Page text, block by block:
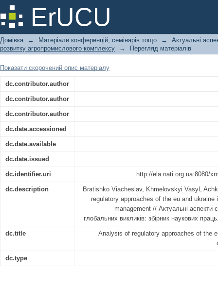
ErUCU
Analysis of regulatory approaches
waste management
Домівка → Матеріали конференцій, семінарів тощо →
Актуальні
розвитку агропромислового комплексу
→ Перегляд матеріалів
Показати скорочений опис матеріалу
dc.contributor.author
dc.contributor.author
dc.contributor.author
dc.date.accessioned
dc.date.available
dc.date.issued
dc.identifier.uri http://ela.nati.org.ua:8080/
dc.description
Bratishko Viacheslav, Khmelovskyi Vasyl,
regulatory approaches of the eu and
management // Актуальні аспекти
глобальних викликів: збірник наукових
dc.title
Analysis of regulatory approaches of the
dc.type